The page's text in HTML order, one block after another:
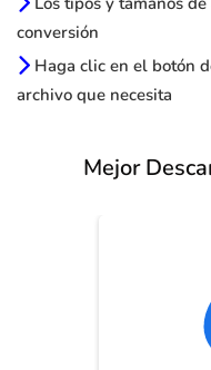
conversión
Haga clic en el botón
archivo que necesita
Mejor